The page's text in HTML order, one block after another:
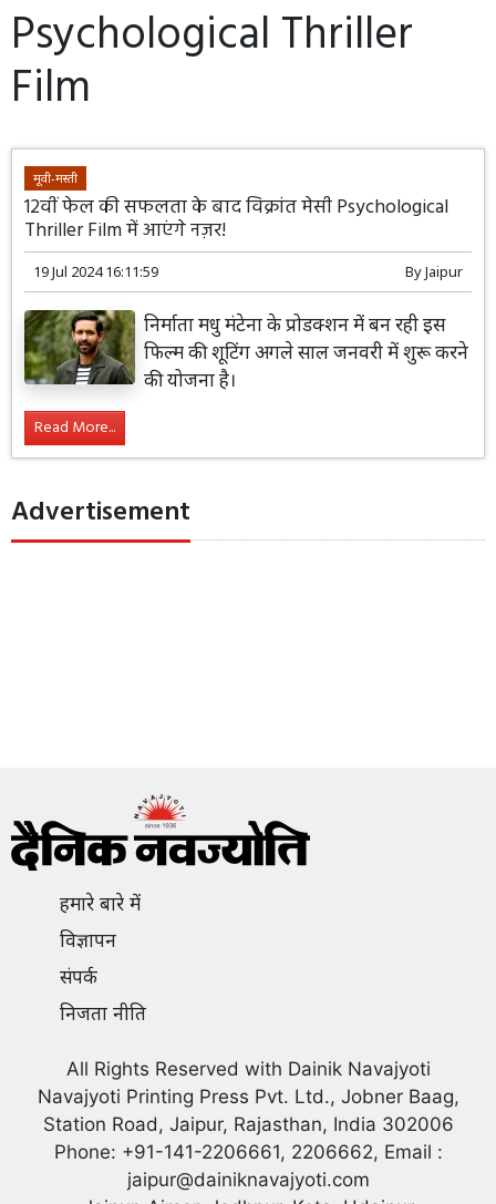
Psychological Thriller
Film
मूवी-मस्ती
12वीं फेल की सफलता के बाद विक्रांत मेसी Psychological
Thriller Film में आएंगे नज़र!
19 Jul 2024 16:11:59 ByJaipur
निर्माता मधु मंटेना के प्रोडक्शन में बन रही इस
फिल्म की शूटिंग अगले साल जनवरी में शुरू करने
की योजना है।
Read More...
Advertisement
हमारे बारे में
विज्ञापन
संपर्क
निजता नीति
All Rights Reserved with Dainik Navajyoti
Navajyoti Printing Press Pvt. Ltd., Jobner Baag,
Station Road, Jaipur, Rajasthan, India 302006
Phone: +91-141-2206661, 2206662, Email :
jaipur@dainiknavajyoti.com